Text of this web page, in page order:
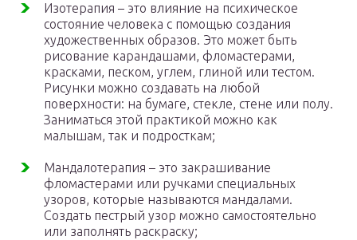
Изотерапия – это влияние на психическое
состояние человека с помощью создания
художественных образов. Это может быть
рисование карандашами, фломастерами,
красками, песком, углем, глиной или тестом.
Рисунки можно создавать на любой
поверхности: на бумаге, стекле, стене или полу.
Заниматься этой практикой можно как
малышам, так и подросткам;
Мандалотерапия – это закрашивание
фломастерами или ручками специальных
узоров, которые называются мандалами.
Создать пестрый узор можно самостоятельно
или заполнять раскраску;